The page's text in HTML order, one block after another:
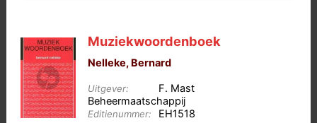
Muziekwoordenboek
Nelleke, Bernard
Uitgever:
F. Mast
Beheermaatschappij
Editienummer: EH1518